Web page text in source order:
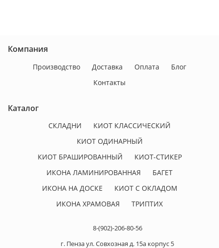
Компания
Производство Доставка Оплата
Блог
Контакты
Каталог
СКЛАДНИ
КИОТ КЛАССИЧЕСКИЙ
КИОТ ОДИНАРНЫЙ
КИОТ БРАШИРОВАННЫЙ
КИОТ-СТИКЕР
ИКОНА ЛАМИНИРОВАННАЯ
БАГЕТ
ИКОНА НА ДОСКЕ
КИОТ С ОКЛАДОМ
ИКОНА ХРАМОВАЯ
ТРИПТИХ
8-(902)-206-80-56
г. Пенза ул. Совхозная д. 15а корпус 5